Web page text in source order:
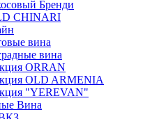
Бренди
CHINARI
вина
вина
ORRAN
OLD ARMENIA
"YEREVAN"
Вина